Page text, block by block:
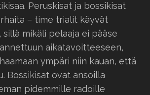
Peruskisat ja bossikisat
– time trialit käyvät
sillä mikäli pelaaja ei pääse
aikatavoitteeseen,
ympäri niin kauan, että
Bossikisat ovat ansoilla
pidemmille radoille